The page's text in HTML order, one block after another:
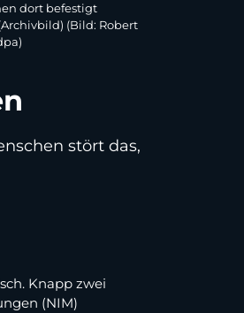
dort befestigt
(Bild: Robert
stört das,
Knapp zwei
(NIM)